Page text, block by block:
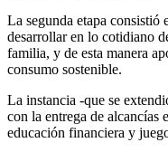
La segunda etapa consistió
desarrollar en lo cotidiano
familia, y de esta manera
consumo sostenible.
La instancia -que se
con la entrega de alcancías
educación financiera y